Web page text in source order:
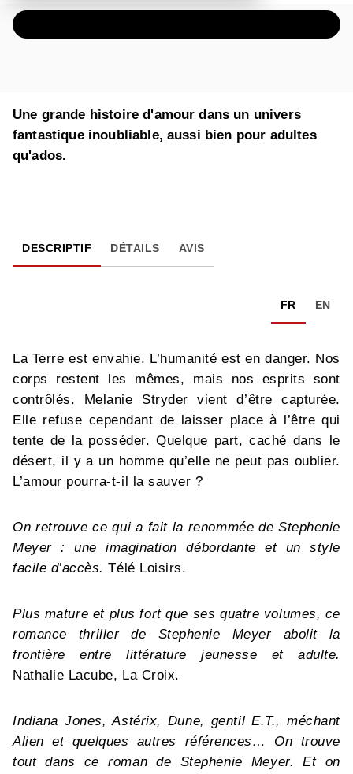
Une grande histoire d'amour dans un univers
fantastique inoubliable, aussi bien pour adultes
qu'ados.
DESCRIPTIF DÉTAILS AVIS
FR EN
La Terre est envahie. L’humanité est en danger. Nos
corps restent les mêmes, mais nos esprits sont
contrôlés. Melanie Stryder vient d’être capturée.
Elle refuse cependant de laisser place à l’être qui
tente de la posséder. Quelque part, caché dans le
désert, il y a un homme qu’elle ne peut pas oublier.
L’amour pourra-t-il la sauver ?
On retrouve ce qui a fait la renommée de Stephenie
Meyer : une imagination débordante et un style
facile d’accès. Télé Loisirs.
Plus mature et plus fort que ses quatre volumes, ce
romance thriller de Stephenie Meyer abolit la
frontière entre littérature jeunesse et adulte.
Nathalie Lacube, La Croix.
Indiana Jones, Astérix, Dune, gentil E.T., méchant
Alien et quelques autres références… On trouve
tout dans ce roman de Stephenie Meyer. Et on